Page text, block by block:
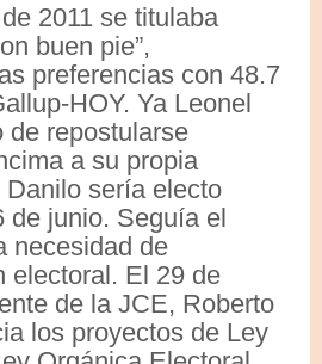
2011 se titulaba
buen pie”,
preferencias con 48.7
HOY. Ya Leonel
de repostularse
a su propia
sería electo
de junio. Seguía el
necesidad de
electoral. El 29 de
de la JCE, Roberto
los proyectos de Ley